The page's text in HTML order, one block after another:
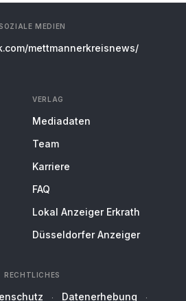
MEDIEN
mettmannerkreisnews/
VERLAG
Mediadaten
Team
Karriere
FAQ
Lokal Anzeiger Erkrath
Düsseldorfer Anzeiger
RECHTLICHES
Datenerhebung